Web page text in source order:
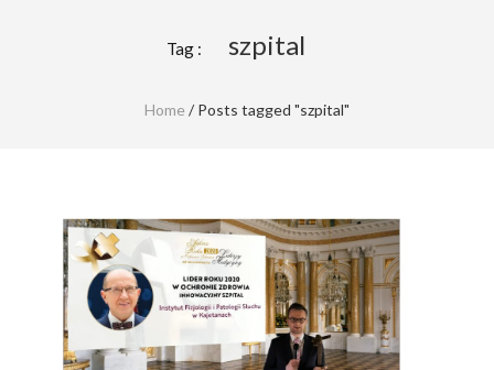
Tag : szpital
Home / Posts tagged "szpital"